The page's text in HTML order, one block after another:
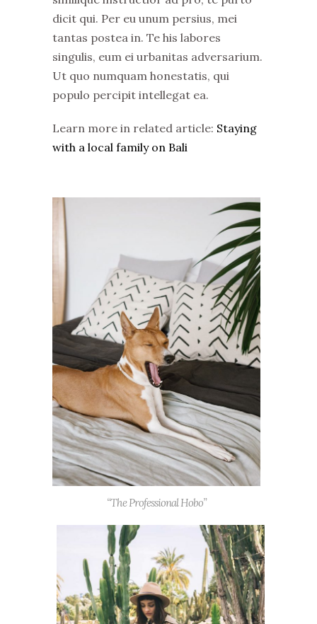
dicit qui. Per eu unum persius, mei
tantas postea in. Te his labores
singulis, eum ei urbanitas adversarium.
Ut quo numquam honestatis, qui
populo percipit intellegat ea.
Learn more in related article: Staying
with a local family on Bali
“The Professional Hobo”